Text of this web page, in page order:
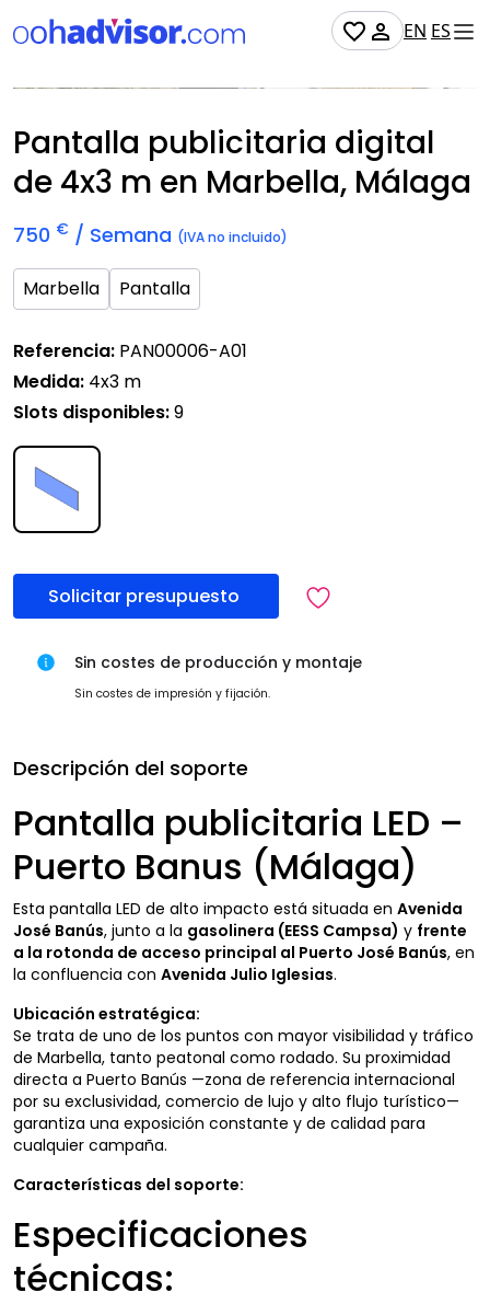
EN ES
Disponible
Pantalla publicitaria digital
de 4x3 m en Marbella, Málaga
750 € / Semana (IVA no incluido)
Marbella Pantalla
Referencia: PAN00006-A01
Medida: 4x3 m
Slots disponibles:9
Solicitar presupuesto
Sin costes de producción y montaje
Sin costes de impresión y fijación.
Descripción del soporte
Pantalla publicitaria LED –
Puerto Banus (Málaga)
Esta pantalla LED de alto impacto está situada en Avenida
José Banús, junto a la gasolinera (EESS Campsa) y frente
a la rotonda de acceso principal al Puerto José Banús, en
la confluencia con Avenida Julio Iglesias.
Ubicación estratégica:
Se trata de uno de los puntos con mayor visibilidad y tráfico
de Marbella, tanto peatonal como rodado. Su proximidad
directa a Puerto Banús —zona de referencia internacional
por su exclusividad, comercio de lujo y alto flujo turístico—
garantiza una exposición constante y de calidad para
cualquier campaña.
Características del soporte:
Especificaciones
técnicas: